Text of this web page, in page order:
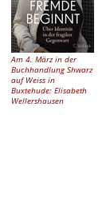
Am 4. März in der
Buchhandlung Shwarz
auf Weiss in
Buxtehude: Elisabeth
Wellershausen